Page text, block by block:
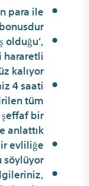
para ile
olduğu’,
hararetli
kalıyor.
4 saati
tüm
bir
evliliğe